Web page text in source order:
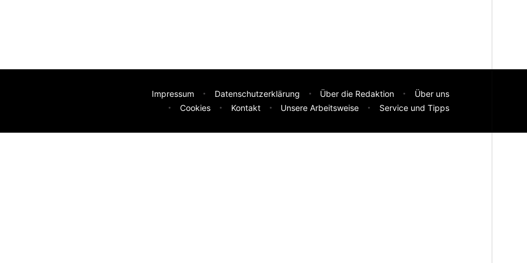
Impressum Datenschutzerklärung Über die Redaktion
Über uns
Cookies
Kontakt Unsere Arbeitsweise Service und Tipps